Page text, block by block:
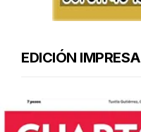
EDICIÓN IMPRESA